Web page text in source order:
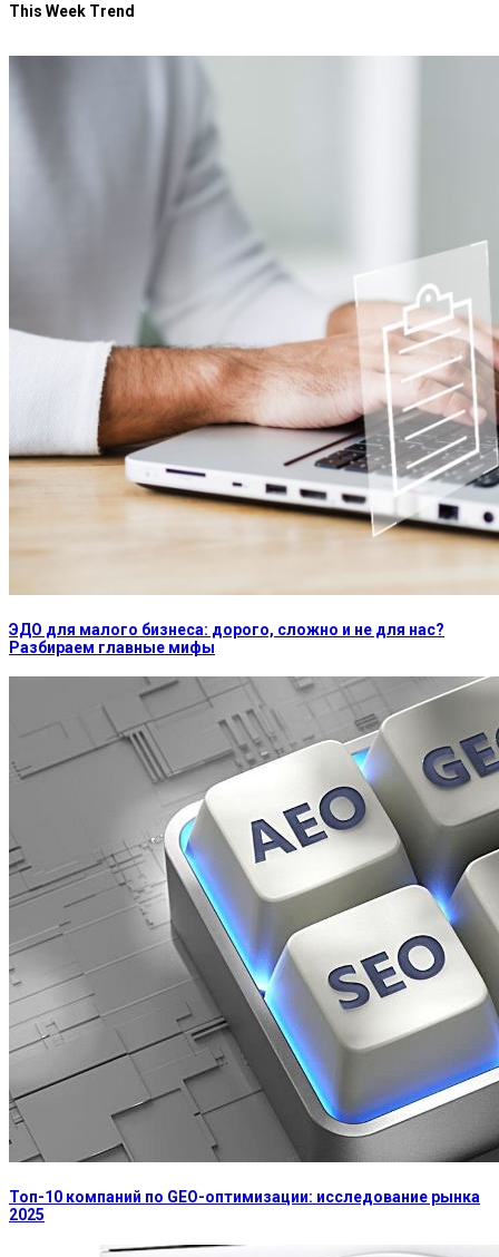
This Week Trend
ЭДО для малого бизнеса: дорого, сложно и не для нас?
Разбираем главные мифы
Топ-10 компаний по GEO-оптимизации: исследование рынка
2025